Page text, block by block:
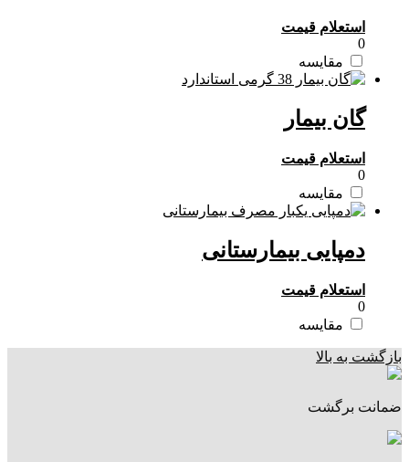
استعلام قیمت
0
مقایسه
گان بیمار
استعلام قیمت
0
مقایسه
دمپایی بیمارستانی
استعلام قیمت
0
مقایسه
بازگشت به بالا
ضمانت برگشت